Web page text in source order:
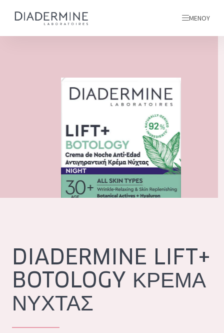
Πρόβλημα στην επιδερμίδα: Μείωση των ρυτίδων
Πρόβλημα στην επιδερμίδα: Ανάπλαση
Συσφιξη
ΌΛΑ ΤΑ ΠΡΟΪΌΝΤΑ ΜΑΣ
ΜΕΝΟΎ
ΠΛΗΡΟΦΟΡΙΕΣ ΓΙΑ ΕΜΑΣ
ΕΠΙΚΟΙΝΩΝΙΑ
Spanish
Greek
DIADERMINE LIFT+
BOTOLOGY ΚΡΈΜΑ
ΝΎΧΤΑΣ